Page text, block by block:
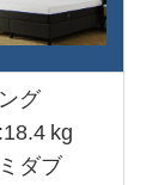
グ
kg
ダブ